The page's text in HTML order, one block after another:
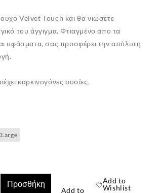
Velvet Touch και θα νιώσετε
του άγγιγμα. Φτιαγμένο απο τα
υφάσματα, σας προσφέρει την απόλυτη
καρκινογόνες ουσίες.
Προσθήκη
Add to
Add to
Wishlist